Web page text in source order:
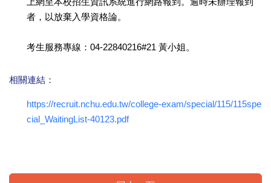
者，以放棄入學資格論。
考生服務專線：04-22840216#21 黃小姐。
相關連結：
https://recruit.nchu.edu.tw/college-exam/special/115/115spe
cial_WaitingList-40123.pdf